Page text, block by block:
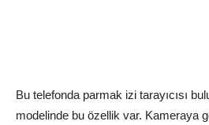
Bu telefonda parmak izi tarayıcısı
modelinde bu özellik var. Kameraya